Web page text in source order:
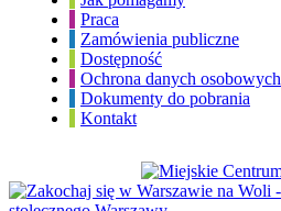
Praca
Zamówienia publiczne
Dostępność
Ochrona danych osobowych
Dokumenty do pobrania
Kontakt